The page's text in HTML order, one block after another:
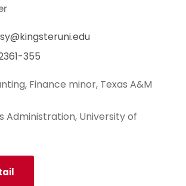
355
Finance minor, Texas A&M
Administration, University of